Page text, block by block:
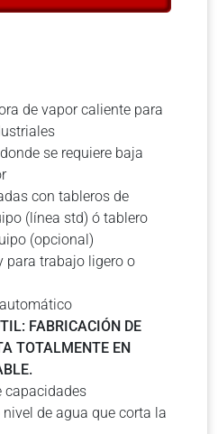
de vapor caliente para
se requiere baja
con tableros de
(línea std) ó tablero
(opcional)
para trabajo ligero o
FABRICACIÓN DE
TOTALMENTE EN
capacidades
de agua que corta la